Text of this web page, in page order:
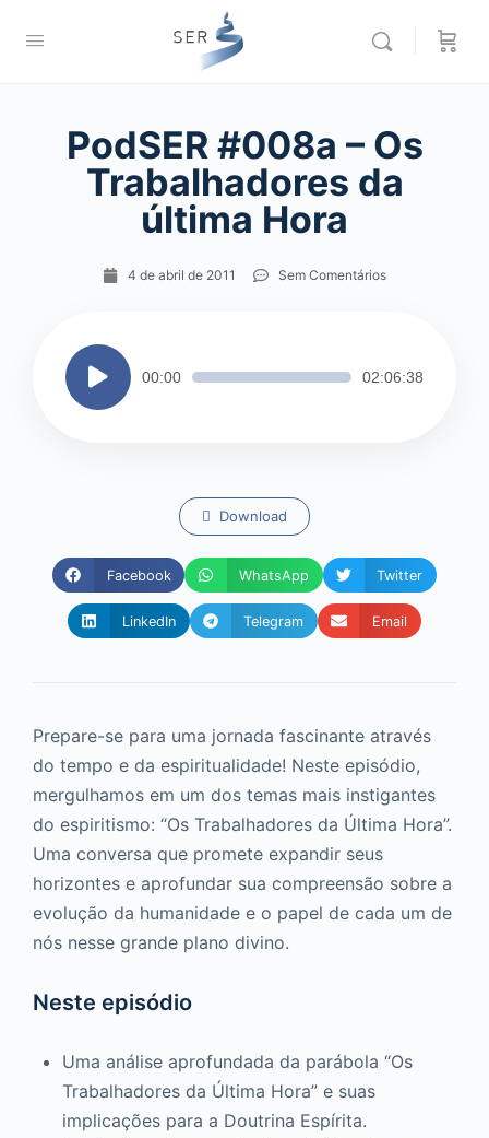
PodSER #008a – Os
Trabalhadores da
última Hora
4 de abril de 2011 Sem Comentários
Tocador
de
áudio
00:00 02:06:38
Download
Facebook WhatsApp Twitter
LinkedIn Telegram Email
Prepare-se para uma jornada fascinante através
do tempo e da espiritualidade! Neste episódio,
mergulhamos em um dos temas mais instigantes
do espiritismo: “Os Trabalhadores da Última Hora”.
Uma conversa que promete expandir seus
horizontes e aprofundar sua compreensão sobre a
evolução da humanidade e o papel de cada um de
nós nesse grande plano divino.
Neste episódio
Uma análise aprofundada da parábola “Os
Trabalhadores da Última Hora” e suas
implicações para a Doutrina Espírita.